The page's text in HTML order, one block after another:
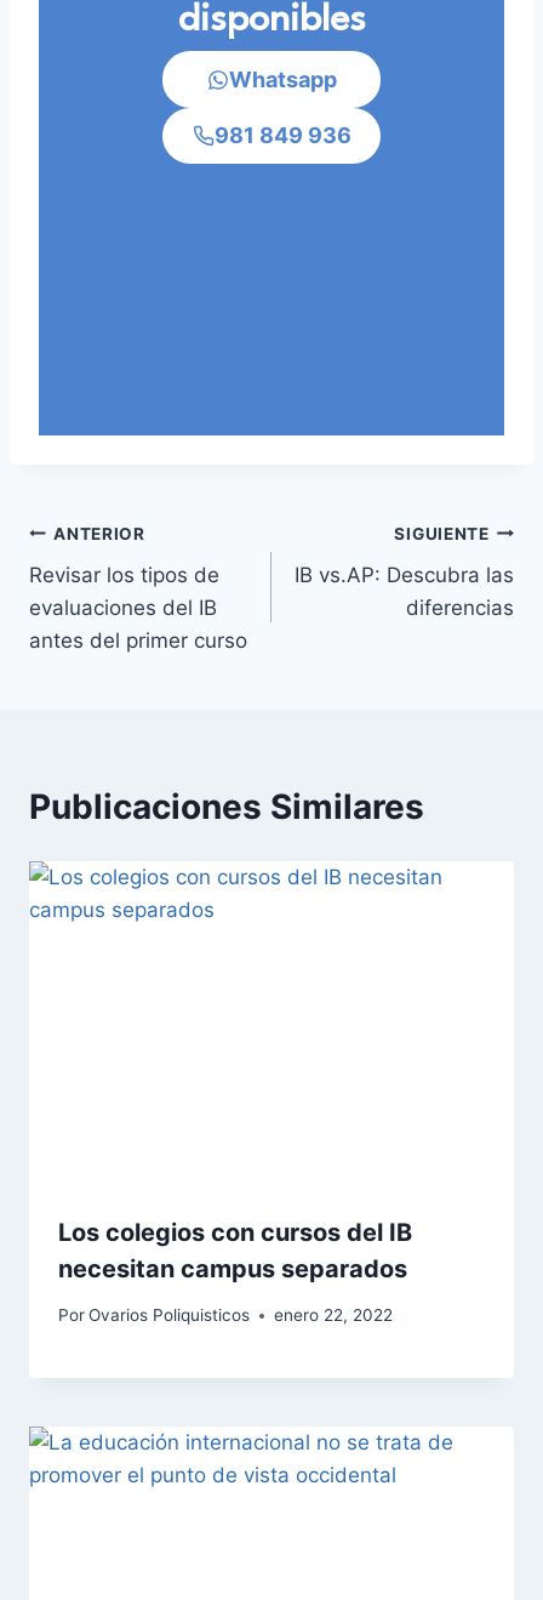
disponibles
Whatsapp
981 849 936
Navegación
de
entradas
ANTERIOR
Revisar los tipos de
evaluaciones del IB
antes del primer curso
SIGUIENTE
IB vs.AP: Descubra las
diferencias
Publicaciones Similares
Los colegios con cursos del IB
necesitan campus separados
PorOvarios Poliquisticos enero 22, 2022